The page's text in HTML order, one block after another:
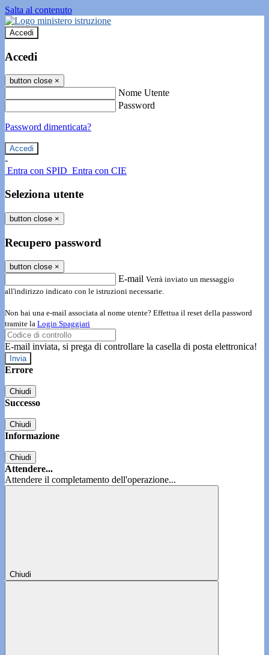
Salta al contenuto
Accedi
Accedi
button close ×
Nome Utente
Password
Password dimenticata?
-
Entra con SPID Entra con CIE
Seleziona utente
button close ×
Recupero password
button close ×
E-mail Verrà inviato un messaggio
all'indirizzo indicato con le istruzioni necessarie.
Non hai una e-mail associata al nome utente? Effettua il reset della password
tramite la Login Spaggiari
E-mail inviata, si prega di controllare la casella di posta elettronica!
Errore
Chiudi
Successo
Chiudi
Informazione
Chiudi
Attendere...
Attendere il completamento dell'operazione...
Chiudi